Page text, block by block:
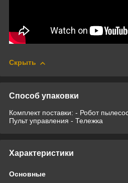
Скрыть
Способ упаковки
Комплект поставки: - Робот
Пульт управления - Тележка
Характеристики
Основные